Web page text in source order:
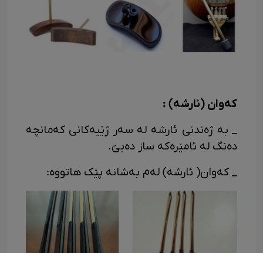
که‌وان (ئارشه) :
_ به ژه‌ندنی ئارشه له سه‌ر ژێیه‌کانی که‌مانچه
ده‌نگ له ئامێره‌که ساز ده‌بێ.
_ که‌وان( ئارشه) له‌م به‌شانه پێک هاتووە: